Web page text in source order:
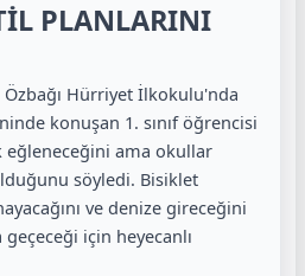
PLANLARINI
Özbağı Hürriyet İlkokulu'nda
konuşan 1. sınıf öğrencisi
eğleneceğini ama okullar
söyledi. Bisiklet
ve denize gireceğini
geçeceği için heyecanlı